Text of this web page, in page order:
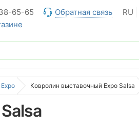
65-65 Обратная связь RU
Ковролин выставочный Expo Salsa